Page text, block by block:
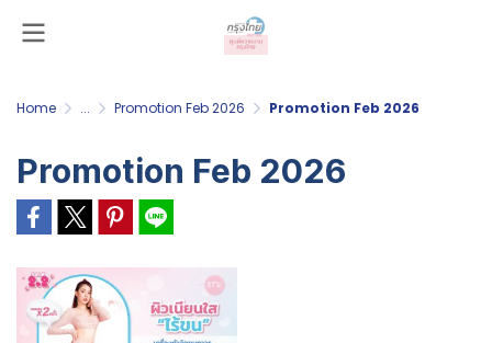
Home ... Promotion Feb 2026 Promotion Feb 2026
Promotion Feb 2026